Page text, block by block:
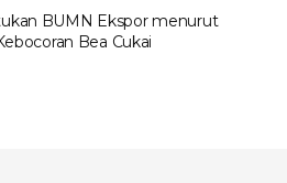
BUMN Ekspor menurut
Bea Cukai